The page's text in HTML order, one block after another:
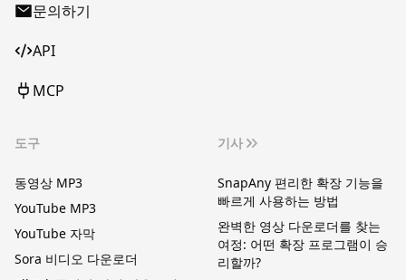
문의하기
API
MCP
도구
동영상 MP3
YouTube MP3
YouTube 자막
Sora 비디오 다운로더
기사
SnapAny 편리한 확장 기능을
빠르게 사용하는 방법
완벽한 영상 다운로더를 찾는
여정: 어떤 확장 프로그램이 승
리할까?